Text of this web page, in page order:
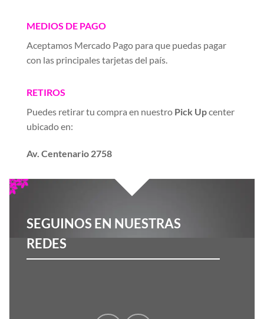
MEDIOS DE PAGO
Aceptamos Mercado Pago para que puedas pagar
con las principales tarjetas del país.
RETIROS
Puedes retirar tu compra en nuestro Pick Upcenter
ubicado en:
Av. Centenario 2758
SEGUINOS EN NUESTRAS
REDES